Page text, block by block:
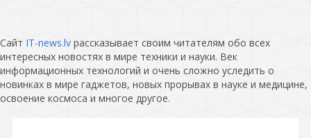
Сайт IT-news.lv рассказывает своим читателям обо всех
интересных новостях в мире техники и науки. Век
информационных технологий и очень сложно уследить о
новинках в мире гаджетов, новых прорывах в науке и медицине,
освоение космоса и многое другое.